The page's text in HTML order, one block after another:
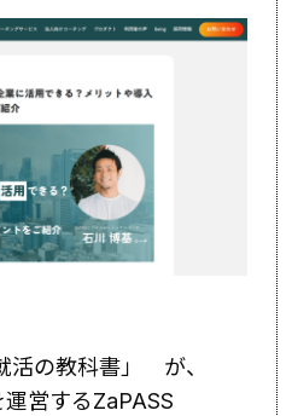
活の教科書」 が、
営するZaPASS